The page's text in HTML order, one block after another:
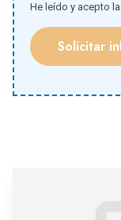
He leído y acepto la